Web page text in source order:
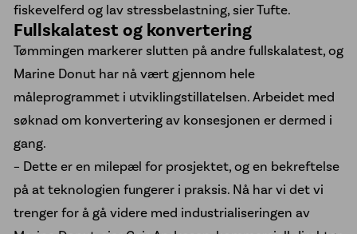
fiskevelferd og lav stressbelastning, sier Tufte.
Fullskalatest og konvertering
Tømmingen markerer slutten på andre fullskalatest, og
Marine Donut har nå vært gjennom hele
måleprogrammet i utviklingstillatelsen. Arbeidet med
søknad om konvertering av konsesjonen er dermed i
gang.
– Dette er en milepæl for prosjektet, og en bekreftelse
på at teknologien fungerer i praksis. Nå har vi det vi
trenger for å gå videre med industrialiseringen av